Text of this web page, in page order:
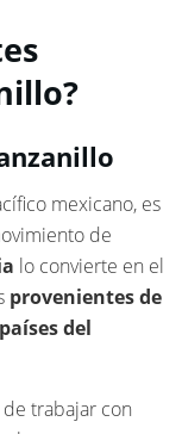
mexicano, es
de
lo convierte en el
provenientes de
del
de trabajar con